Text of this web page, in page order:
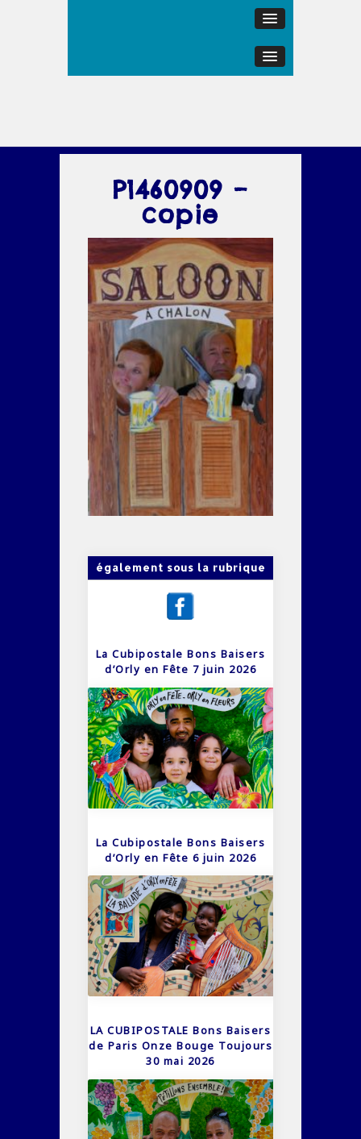
P1460909 –
copie
également sous la rubrique
La Cubipostale Bons Baisers
d’Orly en Fête 7 juin 2026
La Cubipostale Bons Baisers
d’Orly en Fête 6 juin 2026
LA CUBIPOSTALE Bons Baisers
de Paris Onze Bouge Toujours
30 mai 2026